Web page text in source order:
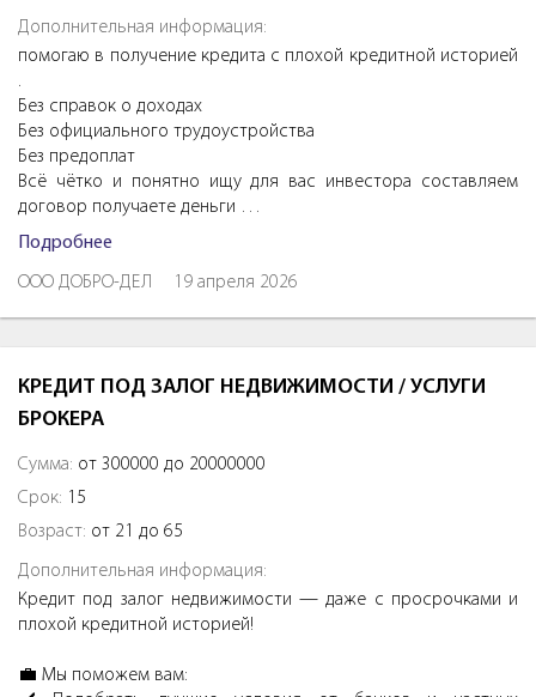
Дополнительная информация:
помогаю в получение кредита с плохой кредитной историей
.
Без справок о доходах
Без официального трудоустройства
Без предоплат
Всё чётко и понятно ищу для вас инвестора составляем
договор получаете деньги …
Подробнее
ООО ДОБРО-ДЕЛ 19 апреля 2026
КРЕДИТ ПОД ЗАЛОГ НЕДВИЖИМОСТИ / УСЛУГИ
БРОКЕРА
Сумма: от 300000 до 20000000
Срок: 15
Возраст: от 21 до 65
Дополнительная информация:
Кредит под залог недвижимости — даже с просрочками и
плохой кредитной историей!
💼 Мы поможем вам: